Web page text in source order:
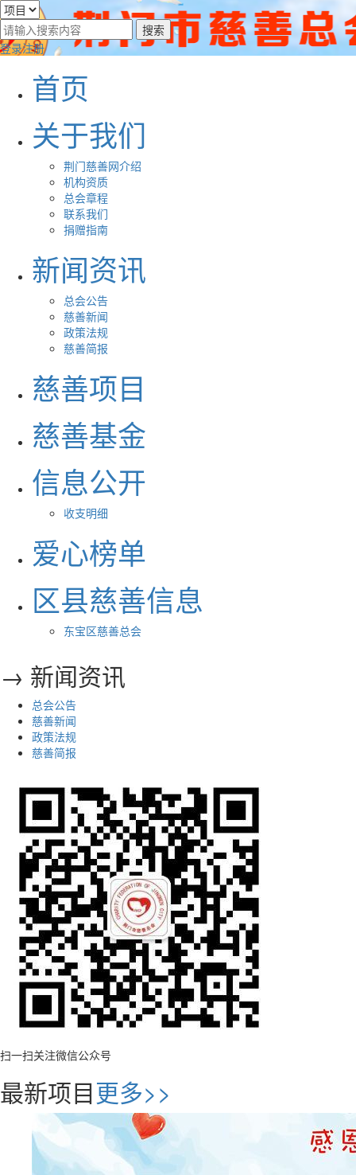
登录注册
首页
关于我们
荆门慈善网介绍
机构资质
总会章程
联系我们
捐赠指南
新闻资讯
总会公告
慈善新闻
政策法规
慈善简报
慈善项目
慈善基金
信息公开
收支明细
爱心榜单
区县慈善信息
东宝区慈善总会
→ 新闻资讯
总会公告
慈善新闻
政策法规
慈善简报
扫一扫关注微信公众号
最新项目更多>>